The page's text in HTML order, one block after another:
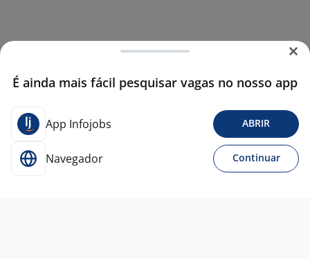
É ainda mais fácil pesquisar vagas no nosso app
App Infojobs ABRIR
Navegador Continuar